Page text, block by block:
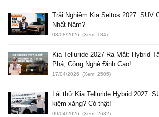
Trải Nghiệm Kia Seltos 2027: SUV
Nhất Năm?
03/08/2026 (Xem: 184)
Kia Telluride 2027 Ra Mắt: Hybrid
Phá, Công Nghệ Đỉnh Cao!
17/04/2026 (Xem: 2505)
Lái thử Kia Telluride Hybrid 2027:
kiệm xăng? Có thật!
09/04/2026 (Xem: 2632)